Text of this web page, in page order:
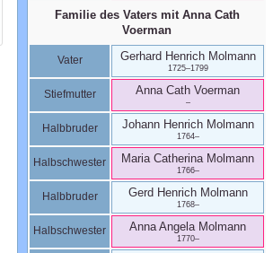
Familie des Vaters mit Anna Cath
Voerman
Vater Gerhard Henrich Molmann
1725–1799
Stiefmutter Anna Cath Voerman
–
Halbbruder Johann Henrich Molmann
1764–
Halbschwester Maria Catherina Molmann
1766–
Halbbruder Gerd Henrich Molmann
1768–
Halbschwester Anna Angela Molmann
1770–